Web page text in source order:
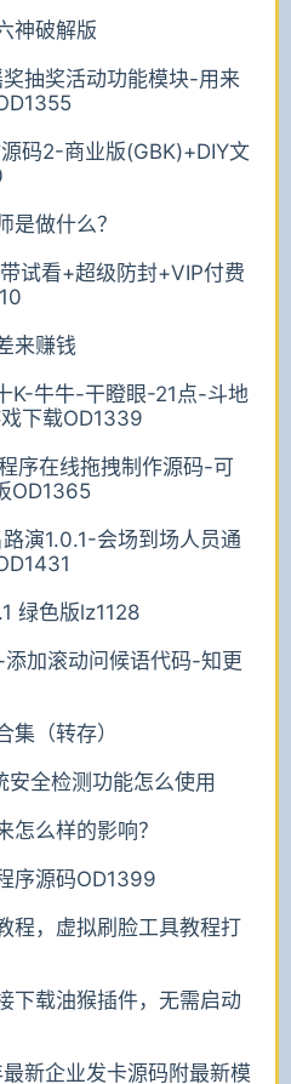
神破解版
抽奖活动功能模块-用来
码2-商业版(GBK)+DIY文
是做什么？
试看+超级防封+VIP付费
来赚钱
K-牛牛-干瞪眼-21点-斗地
下载OD1339
序在线拖拽制作源码-可
OD1365
演1.0.1-会场到场人员通
绿色版lz1128
加滚动问候语代码-知更
集（转存）
全检测功能怎么使用
怎么样的影响？
序源码OD1399
程，虚拟刷脸工具教程打
下载油猴插件，无需启动
新企业发卡源码附最新模